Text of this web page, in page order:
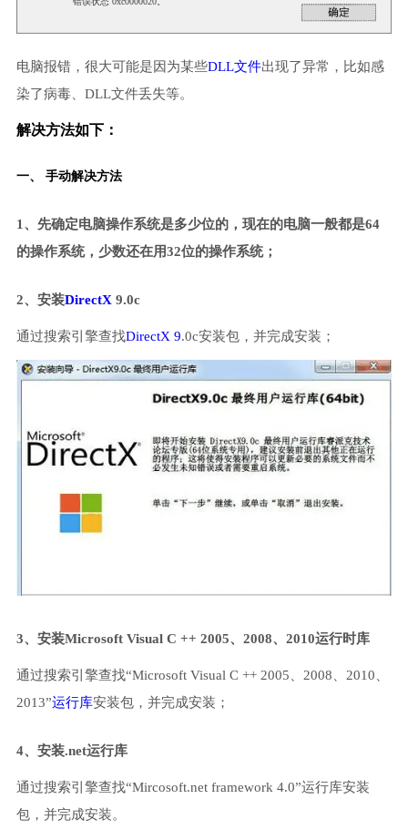
电脑报错，很大可能是因为某些DLL文件出现了异常，比如感
染了病毒、DLL文件丢失等。
解决方法如下：
一、 手动解决方法
1、先确定电脑操作系统是多少位的，现在的电脑一般都是64
的操作系统，少数还在用32位的操作系统；
2、安装DirectX 9.0c
通过搜索引擎查找DirectX 9.0c安装包，并完成安装；
3、安装Microsoft Visual C ++ 2005、2008、2010运行时库
通过搜索引擎查找“Microsoft Visual C ++ 2005、2008、2010、
2013”运行库安装包，并完成安装；
4、安装.net运行库
通过搜索引擎查找“Mircosoft.net framework 4.0”运行库安装
包，并完成安装。